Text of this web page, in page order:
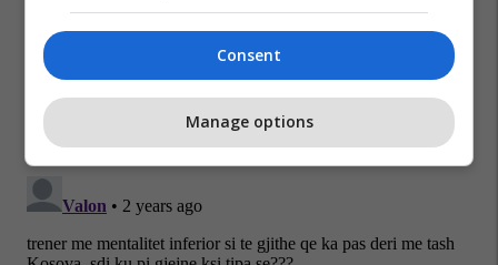
Consent
Manage options